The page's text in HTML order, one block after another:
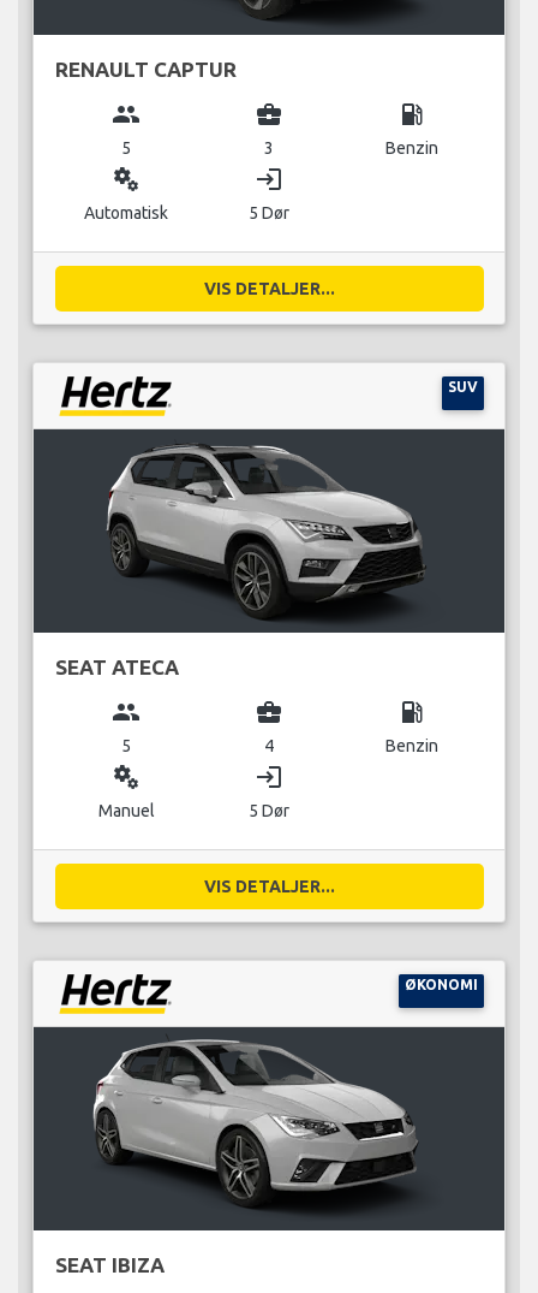
RENAULT CAPTUR
group
5
business_center
3
local_gas_station
Benzin
miscellaneous_services
Automatisk
login
5 Dør
VIS DETALJER...
SUV
SEAT ATECA
group
5
business_center
4
local_gas_station
Benzin
miscellaneous_services
Manuel
login
5 Dør
VIS DETALJER...
ØKONOMI
SEAT IBIZA